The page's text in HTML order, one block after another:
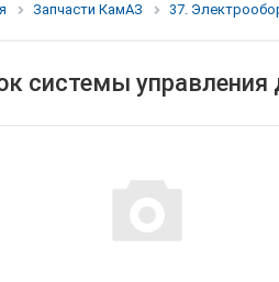
Запчасти КамАЗ 37.
системы